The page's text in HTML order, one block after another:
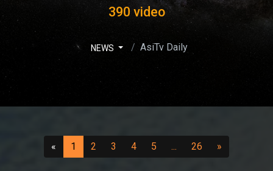
390 video
NEWS AsiTv Daily
«Precedente
1 (attuale)
2 (vai a pagina 2)
3 (vai a pagina 3)
4(vai a pagina 4)
5(vai a pagina 5)
... 26(vai a pagina 26)
»Successivo